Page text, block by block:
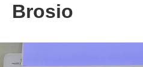
Brosio